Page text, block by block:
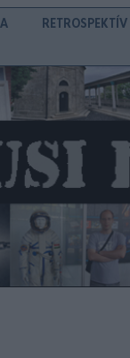
RETROSPEKTÍV